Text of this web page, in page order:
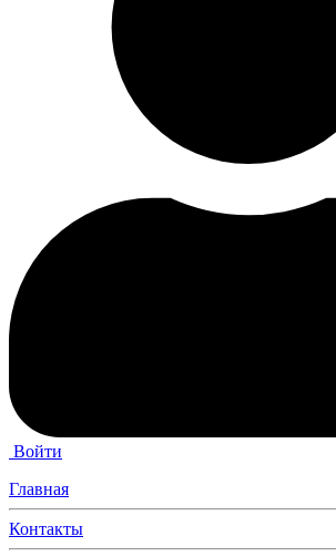
Войти
Главная
Контакты